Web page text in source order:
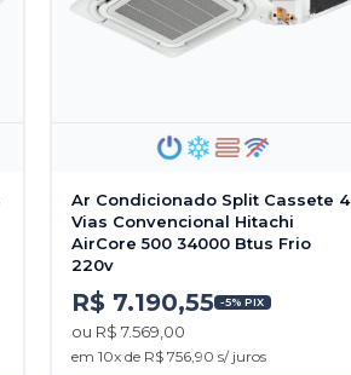
Ar Condicionado Split Cassete 4
Vias Convencional Hitachi
AirCore 500 34000 Btus Frio
220v
R$ 7.190,55 -5% PIX
ou R$ 7.569,00
em 10x de R$ 756,90 s/ juros